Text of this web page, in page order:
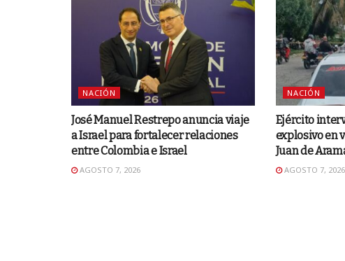
NACIÓN
José Manuel Restrepo anuncia viaje
a Israel para fortalecer relaciones
entre Colombia e Israel
AGOSTO 7, 2026
NACIÓN
Ejército
explosivo en
Juan de
AGOSTO 7, 2026